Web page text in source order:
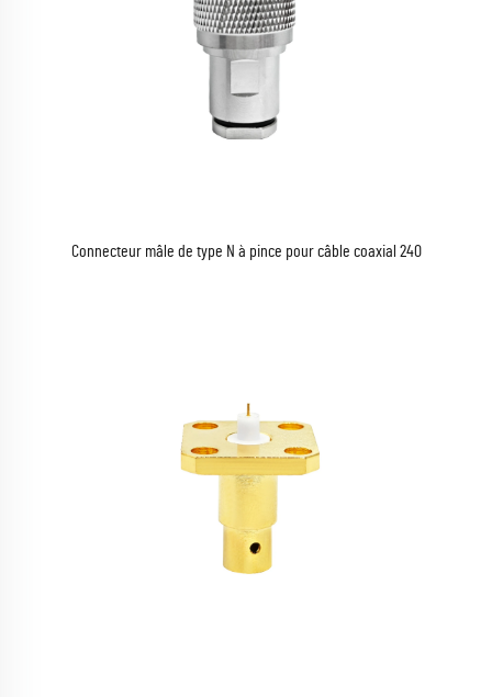
Connecteur mâle de type N à pince pour câble coaxial 240